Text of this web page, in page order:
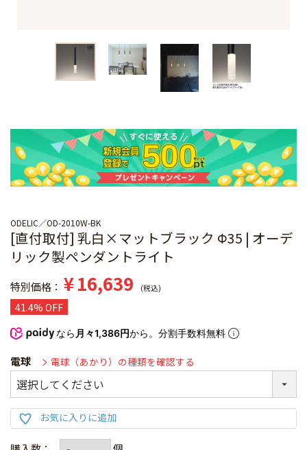
ODELIC OD-2010W-BK
[直付取付] 乳白×マットブラック Φ35 | オーデ
リック製ペンダントライト
特別価格 ¥16,639 税込
41.4% OFF
なら 月々1,386円から。分割手数料無料
電球 電球（あかり）の種類を確認する